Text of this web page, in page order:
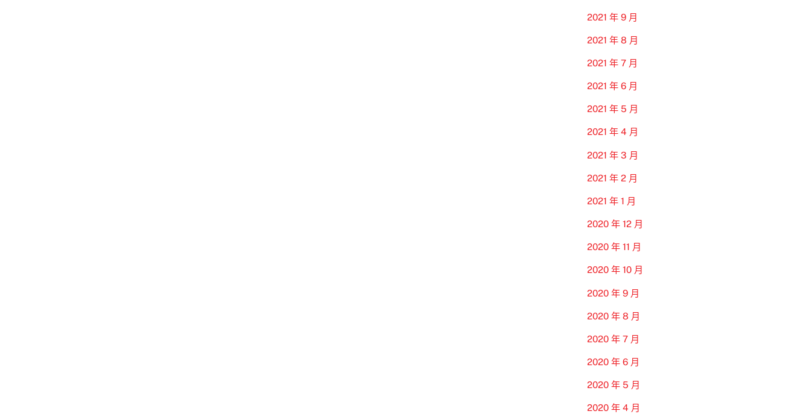
2021 年 9 月
2021 年 8 月
2021 年 7 月
2021 年 6 月
2021 年 5 月
2021 年 4 月
2021 年 3 月
2021 年 2 月
2021 年 1 月
2020 年 12 月
2020 年 11 月
2020 年 10 月
2020 年 9 月
2020 年 8 月
2020 年 7 月
2020 年 6 月
2020 年 5 月
2020 年 4 月